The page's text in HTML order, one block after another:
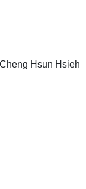
Hsun Hsieh